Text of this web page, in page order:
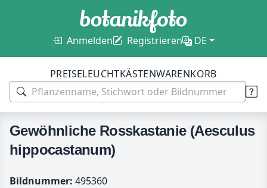
Anmelden Registrieren DE
PREISELEUCHTKÄSTENWARENKORB
Gewöhnliche Rosskastanie (Aesculus
hippocastanum)
Bildnummer: 495360